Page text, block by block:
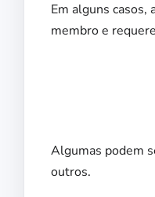
Em alguns
membro e
Algumas podem
outros.